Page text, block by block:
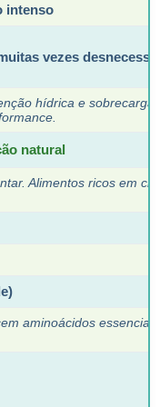
intenso
vezes
hídrica e sobrecarga
natural
Alimentos ricos em
aminoácidos